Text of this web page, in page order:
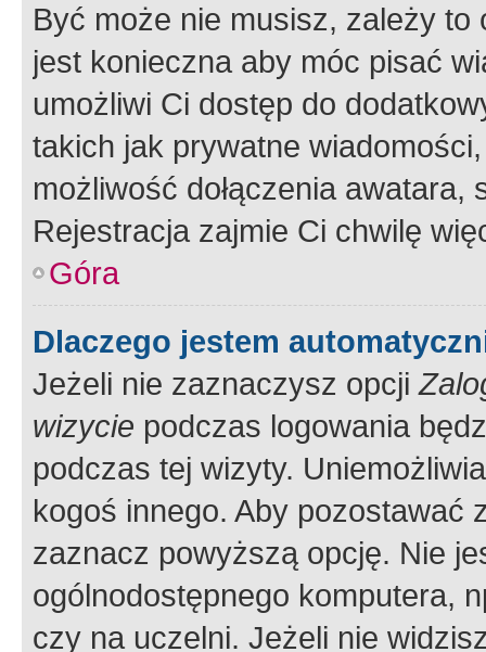
Być może nie musisz, zależy
jest konieczna aby móc pisać
umożliwi Ci dostęp do
takich jak prywatne
możliwość dołączenia
Rejestracja zajmie Ci chwilę
Góra
Dlaczego jestem
Jeżeli nie zaznaczysz opcji
wizycie podczas logowania
podczas tej wizyty.
kogoś innego. Aby pozostawać
zaznacz powyższą opcję. Nie
ogólnodostępnego komputera,
czy na uczelni. Jeżeli nie